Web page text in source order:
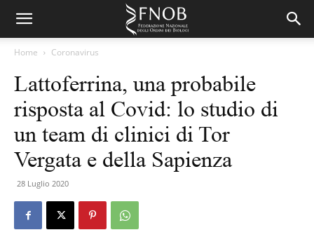
Home Coronavirus
Lattoferrina, una probabile
risposta al Covid: lo studio di
un team di clinici di Tor
Vergata e della Sapienza
28 Luglio 2020